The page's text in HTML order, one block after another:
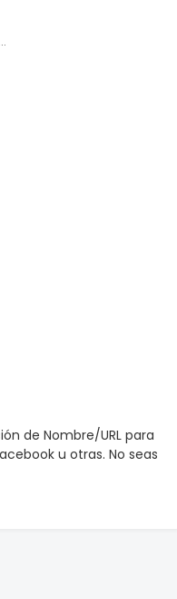
de Nombre/URL para
u otras. No seas